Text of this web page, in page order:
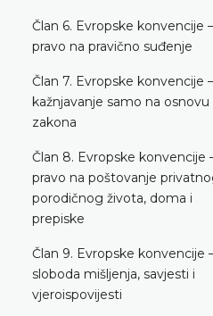
Član 6. Evropske konvencije –
pravo na pravično suđenje
Član 7. Evropske konvencije –
kažnjavanje samo na osnovu
zakona
Član 8. Evropske konvencije
pravo na poštovanje
porodičnog života, doma i
prepiske
Član 9. Evropske konvencije
sloboda mišljenja, savjesti i
vjeroispovijesti